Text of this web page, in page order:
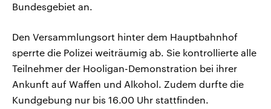
Bundesgebiet an.
Den Versammlungsort hinter dem Hauptbahnhof
sperrte die Polizei weiträumig ab. Sie kontrollierte alle
Teilnehmer der Hooligan-Demonstration bei ihrer
Ankunft auf Waffen und Alkohol. Zudem durfte die
Kundgebung nur bis 16.00 Uhr stattfinden.